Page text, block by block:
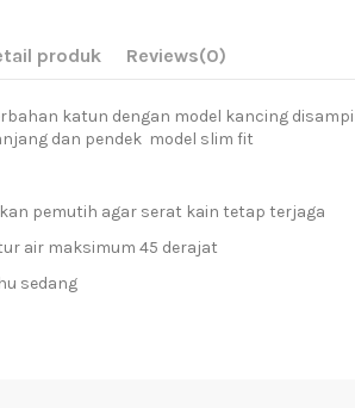
produk Reviews(0)
katun dengan model kancing
dan pendek model slim fit
pemutih agar serat kain tetap terjaga
air maksimum 45 derajat
sedang